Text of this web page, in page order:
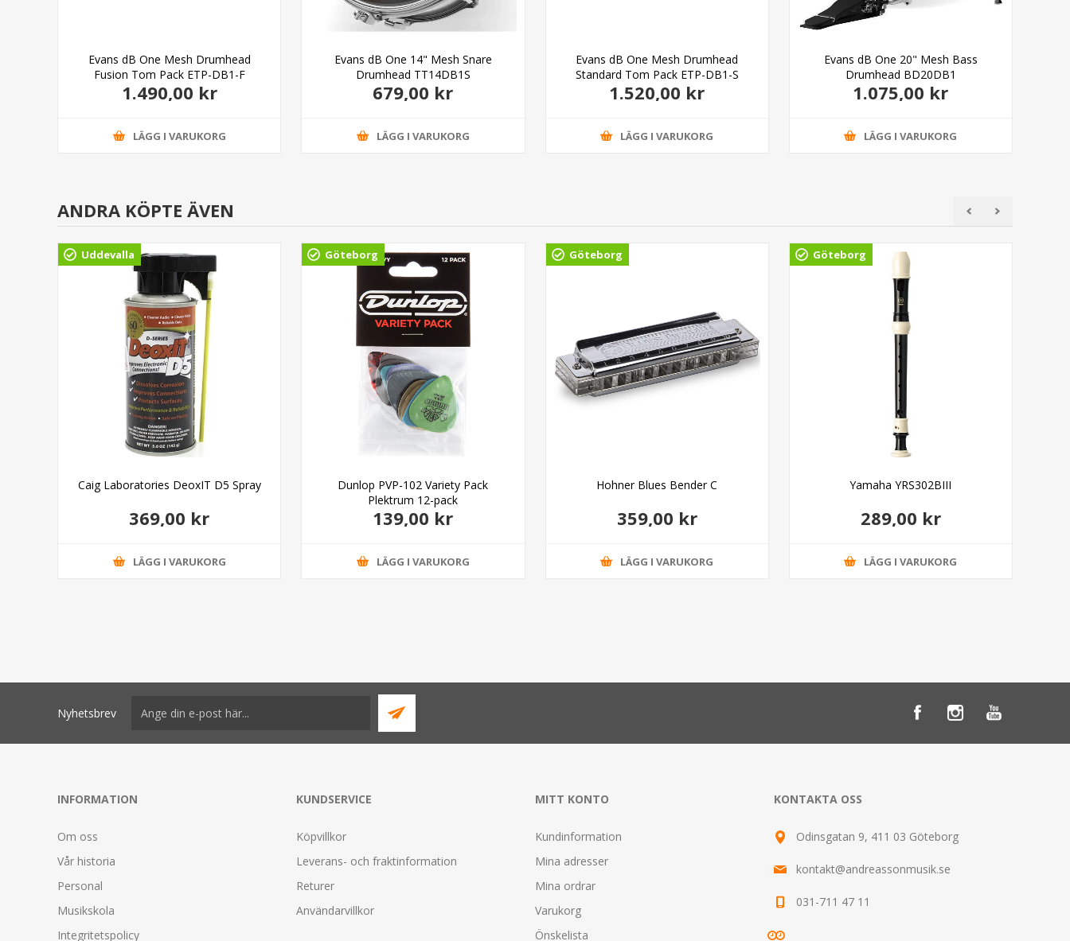
Evans dB One Mesh Drumhead
Fusion Tom Pack ETP-DB1-F
1.490,00 kr
LÄGG I VARUKORG
Evans dB One 14" Mesh Snare
Drumhead TT14DB1S
679,00 kr
LÄGG I VARUKORG
Evans dB One Mesh Drumhead
Standard Tom Pack ETP-DB1-S
1.520,00 kr
LÄGG I VARUKORG
Evans dB One 20" Mesh Bass
Drumhead BD20DB1
1.075,00 kr
LÄGG I VARUKORG
ANDRA KÖPTE ÄVEN
Uddevalla
Caig Laboratories DeoxIT D5 Spray
369,00 kr
LÄGG I VARUKORG
Göteborg
Dunlop PVP-102 Variety Pack
Plektrum 12-pack
139,00 kr
LÄGG I VARUKORG
Göteborg
Hohner Blues Bender C
359,00 kr
LÄGG I VARUKORG
Göteborg
Yamaha YRS302BIII
289,00 kr
LÄGG I VARUKORG
Nyhetsbrev
INFORMATION
Om oss
Vår historia
Personal
Musikskola
Integritetspolicy
KUNDSERVICE
Köpvillkor
Leverans- och fraktinformation
Returer
Användarvillkor
MITT KONTO
Kundinformation
Mina adresser
Mina ordrar
Varukorg
Önskelista
KONTAKTA OSS
Odinsgatan 9, 411 03 Göteborg
kontakt@andreassonmusik.se
031-711 47 11